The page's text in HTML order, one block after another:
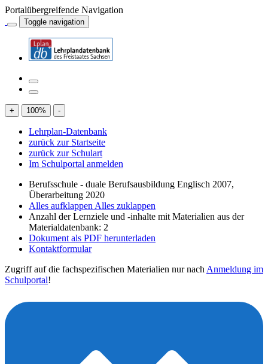
Portalübergreifende Navigation
Toggle navigation
+ 100% -
Lehrplan-Datenbank
zurück zur Startseite
zurück zur Schulart
Im Schulportal anmelden
Berufsschule - duale Berufsausbildung Englisch 2007,
Überarbeitung 2020
Alles aufklappen Alles zuklappen
Anzahl der Lernziele und -inhalte mit Materialien aus der
Materialdatenbank: 2
Dokument als PDF herunterladen
Kontaktformular
Zugriff auf die fachspezifischen Materialien nur nach Anmeldung im
Schulportal!